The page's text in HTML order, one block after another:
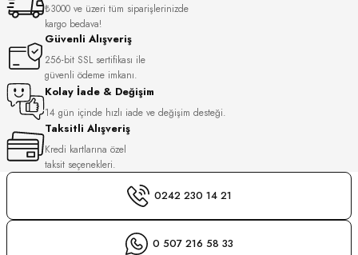
₺3000 ve üzeri tüm siparişlerinizde
kargo bedava!
Güvenli Alışveriş
256-bit SSL sertifikası ile
güvenli ödeme imkanı.
Kolay İade & Değişim
14 gün içinde hızlı iade ve değişim desteği.
Taksitli Alışveriş
Kredi kartlarına özel
taksit seçenekleri.
0242 230 14 21
0 507 216 58 33